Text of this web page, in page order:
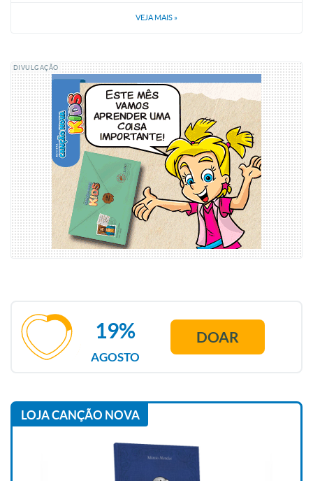
VEJA MAIS »
DIVULGAÇÃO
AGOSTO
19% DOAR
LOJA CANÇÃO NOVA